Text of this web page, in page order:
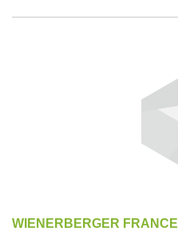
WIENERBERGER FRANCE